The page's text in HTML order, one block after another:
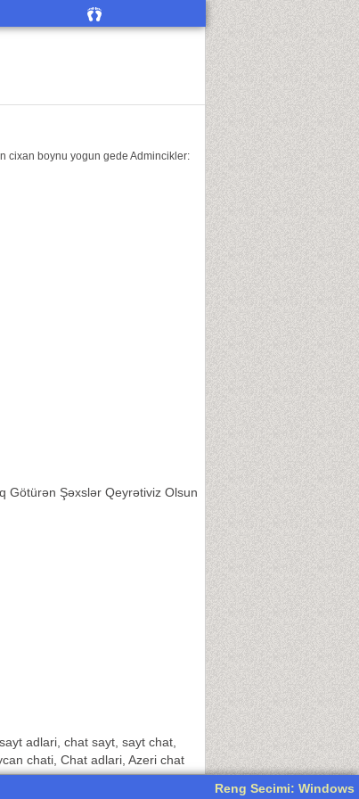
cixan boynu yogun gede Admincikler:
Götürən Şəxslər Qeyrətiviz Olsun
adlari, chat sayt, sayt chat,
chati, Chat adlari, Azeri chat
Reng Secimi: Windows